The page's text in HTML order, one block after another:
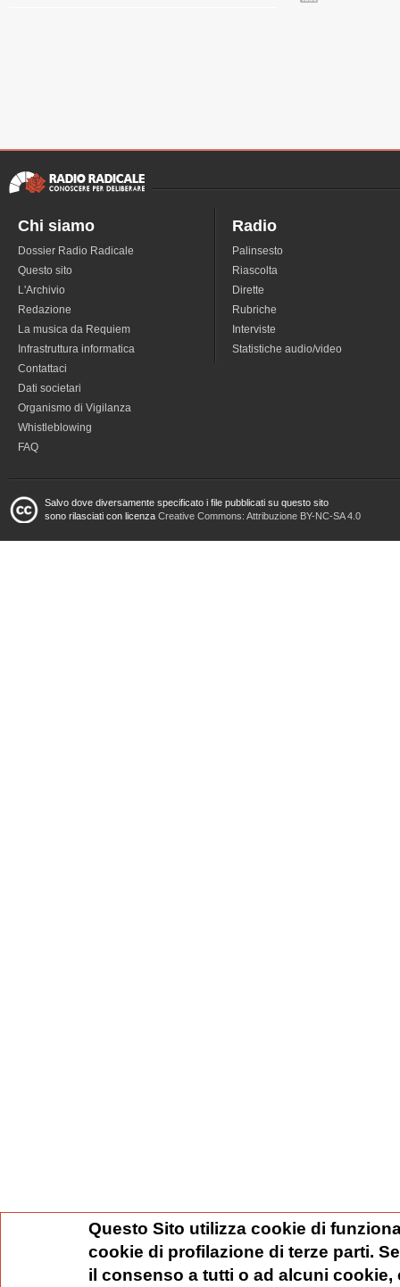
Chi siamo
Dossier Radio Radicale
Questo sito
L'Archivio
Redazione
La musica da Requiem
Infrastruttura informatica
Contattaci
Dati societari
Organismo di Vigilanza
Whistleblowing
FAQ
Radio
Palinsesto
Riascolta
Dirette
Rubriche
Interviste
Statistiche audio/video
Salvo dove diversamente specificato i file pubblicati su questo sito
sono rilasciati con licenza Creative Commons: Attribuzione BY-NC-SA 4.0
Questo Sito utilizza cookie di
cookie di profilazione di terze parti.
il consenso a tutti o ad alcuni